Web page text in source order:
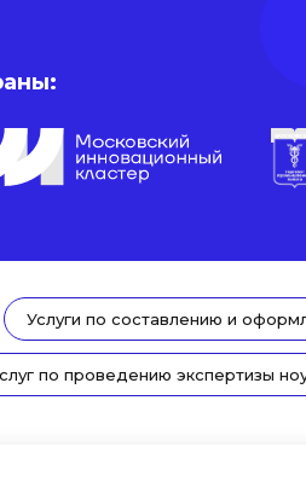
Услуги по составлению и
по проведению экспертизы